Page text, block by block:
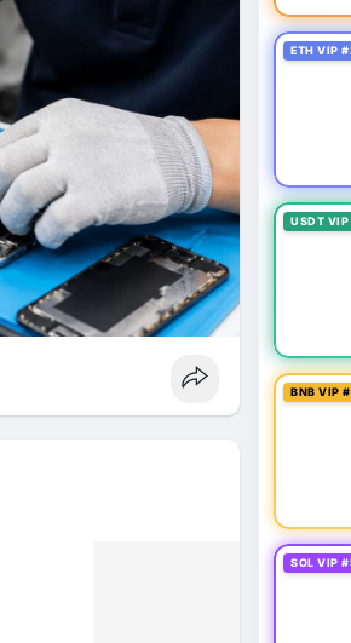
ETH VIP
USDT
BNB VIP
SOL VIP